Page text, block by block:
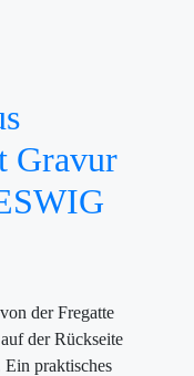
Gravur
der Fregatte
der Rückseite
Ein praktisches